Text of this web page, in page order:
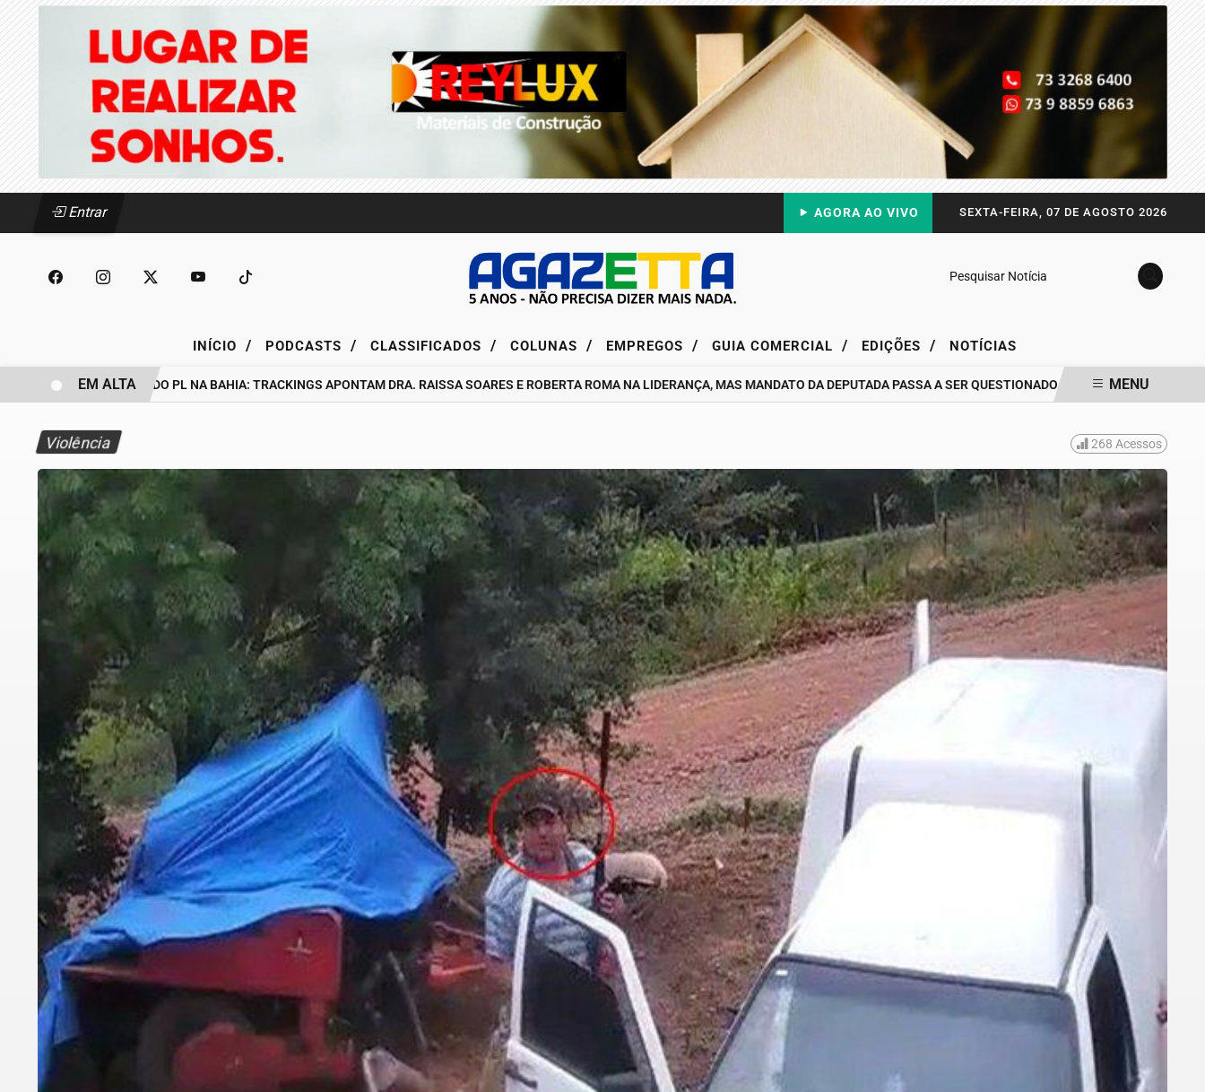
Entrar SEXTA-FEIRA, 07 DE AGOSTO 2026
AGORA AO VIVO
Pesquisar Notícia
INÍCIO / PODCASTS / CLASSIFICADOS / COLUNAS / EMPREGOS / GUIA COMERCIAL / EDIÇÕES / NOTÍCIAS
BASTIDORES DO PL NA BAHIA: TRACKINGS APONTAM DRA. RAISSA SOARES E ROBERTA ROMA NA LIDERANÇA, MAS MANDATO DA DEPUTADA PASSA A SER QUESTIONADO DRA. RAISSA SOARES
EM ALTA MENU
Violência 268 Acessos